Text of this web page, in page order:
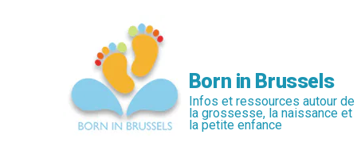
Born in Brussels
Infos et ressources autour de
la grossesse, la naissance et
la petite enfance